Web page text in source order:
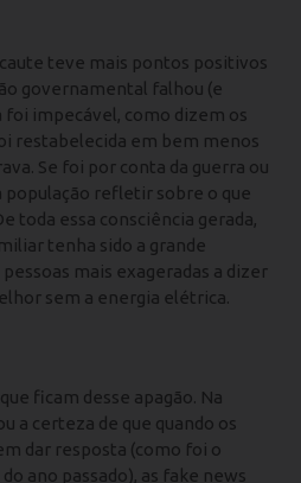
teve mais pontos positivos
governamental falhou (e
foi impecável, como dizem os
restabelecida em bem menos
Se foi por conta da guerra ou
população refletir sobre o que
toda essa consciência gerada,
tenha sido a grande
mais exageradas a dizer
sem a energia elétrica.
ficam desse apagão. Na
a certeza de que quando os
dar resposta (como foi o
ano passado), as fake news